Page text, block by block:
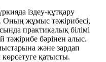
іздеу-құтқару
Оның жұмыс тәжірибесі,
практикалық білімі
тәжірибе бәрінен алыс.
және зардап
қатысты.